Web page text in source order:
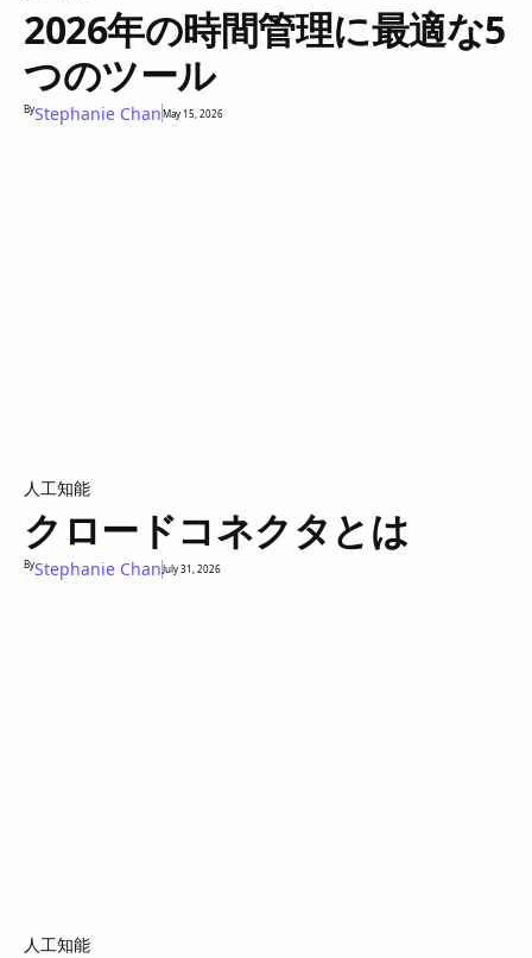
2026年の時間管理に最適な5
つのツール
ByStephanie ChanMay 15, 2026
人工知能
クロードコネクタとは
ByStephanie ChanJuly 31, 2026
人工知能